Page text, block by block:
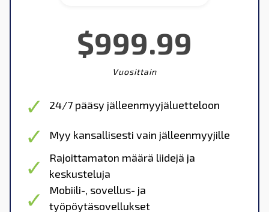
$999.99
Vuosittain
24/7 pääsy jälleenmyyjäluetteloon
Myy kansallisesti vain jälleenmyyjille
Rajoittamaton määrä liidejä ja
keskusteluja
Mobiili-, sovellus- ja
työpöytäsovellukset